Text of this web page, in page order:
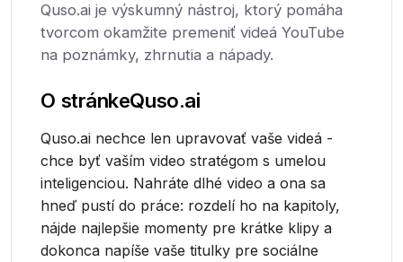
Quso.ai je výskumný nástroj, ktorý pomáha
tvorcom okamžite premeniť videá YouTube
na poznámky, zhrnutia a nápady.
O stránkeQuso.ai
Quso.ai nechce len upravovať vaše videá -
chce byť vaším video stratégom s umelou
inteligenciou. Nahráte dlhé video a ona sa
hneď pustí do práce: rozdelí ho na kapitoly,
nájde najlepšie momenty pre krátke klipy a
dokonca napíše vaše titulky pre sociálne